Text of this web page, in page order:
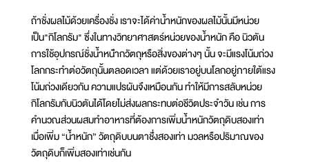
ถ้าชั่งผลไม้ด้วยเครื่องชั่ง เราจะได้ค่าน้ำหนักของผลไม้นั้นมีหน่วย
เป็น"กิโลกรัม" ซึ่งในทางวิทยาศาสตร์หน่วยของน้ำหนัก คือ นิวตัน
การใช้อุปกรณ์ชั่งน้ำหนัำกวัตถุหรือสิ่งของต่างๆ นั้น จะมีแรงโน้มถ่วง
โลกกระทำต่อวัตถุนั้นตลอดเวลา แต่ด้วยเราอยู่บนโลกอยู่ภายใต้แรง
โน้มถ่วงเดียวกัน ความแปรผันจึงเหมือนกัน ทำให้มีการสลับหน่วย
กิโลกรัมกับนิวตันได้โดยไม่ส่งผลกระทบต่อชีวิตประจำวัน เช่น การ
คำนวณส่วนผสมทำอาหารที่ต้องการเพิ่มน้ำหนักวัตถุดิบสองเท่า
เมื่อเพิ่ม “น้ำหนัก” วัตถุดิบบนตาชั่่่งสองเท่า มวลหรือปริมาณของ
วัตถุดิบก็เพิ่มสองเท่าเช่นกัน